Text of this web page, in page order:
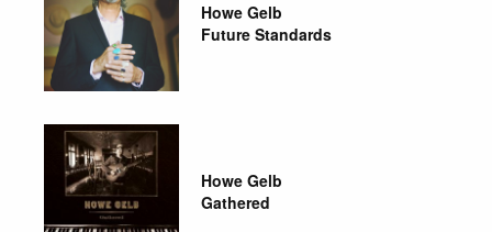
Howe Gelb
Future Standards
Howe Gelb
Gathered